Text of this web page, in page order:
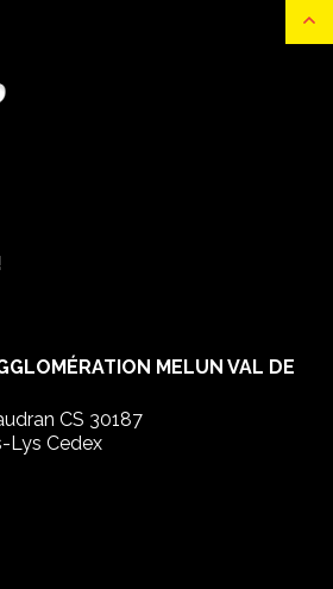
MELUN VAL DE
CS 30187
Lys Cedex